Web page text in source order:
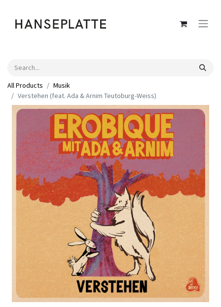
All Products
Musik
Verstehen (feat. Ada & Arnim Teutoburg-Weiss)